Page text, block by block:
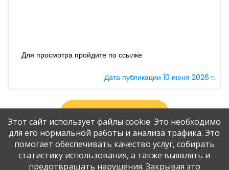
Для просмотра пройдите по ссылке
Дата публикации 10 июня 2026 г.
Архив Новостей
Этот сайт использует файлы cookie. Это необходимо
для его нормальной работы и анализа трафика. Это
помогает обеспечивать качество услуг, собирать
статистику использования, а также выявлять и
предотвращать нарушения. Закрывая это